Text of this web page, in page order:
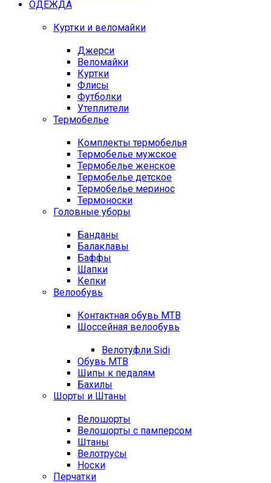
ОДЕЖДА
Куртки и веломайки
Джерси
Веломайки
Куртки
Флисы
Футболки
Утеплители
Термобелье
Комплекты термобелья
Термобелье мужское
Термобелье женское
Термобелье детское
Термобелье меринос
Термоноски
Головные уборы
Банданы
Балаклавы
Баффы
Шапки
Кепки
Велообувь
Контактная обувь MTB
Шоссейная велообувь
Велотуфли Sidi
Обувь MTB
Шипы к педалям
Бахилы
Шорты и Штаны
Велошорты
Велошорты с памперсом
Штаны
Велотрусы
Носки
Перчатки